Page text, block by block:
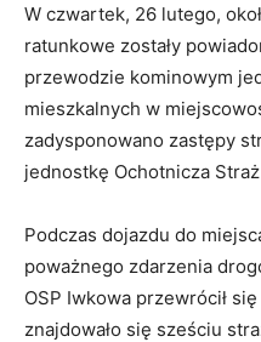
W czwartek, 26 lutego,
ratunkowe zostały
przewodzie kominowym
mieszkalnych w
zadysponowano zastępy
jednostkę Ochotnicza
Podczas dojazdu do
poważnego zdarzenia
OSP Iwkowa przewrócił
znajdowało się sześciu